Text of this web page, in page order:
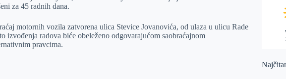
za 45 radnih dana.
motornih vozila zatvorena ulica Stevice Jovanovića, od ulaza u ulicu Rade
radova biće obeleženo odgovarajućom saobraćajnom
pravcima.